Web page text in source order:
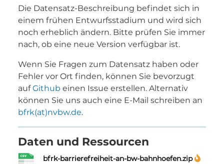
Die Datensatz-Beschreibung befindet sich in
einem frühen Entwurfsstadium und wird sich
noch erheblich ändern. Bitte prüfen Sie immer
nach, ob eine neue Version verfügbar ist.
Wenn Sie Fragen zum Datensatz haben oder
Fehler vor Ort finden, können Sie bevorzugt
aufGithub einen Issue erstellen. Alternativ
können Sie uns auch eine E-Mail schreiben an
bfrk(at)nvbw.de.
Daten und Ressourcen
bfrk-barrierefreiheit-an-bw-bahnhoefen.zip